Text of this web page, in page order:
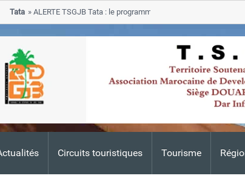
Circuits touristiques Tourisme
ALERTE TSGJB Tata : le programme de rehabilitation post-
dans les zones sinistrees